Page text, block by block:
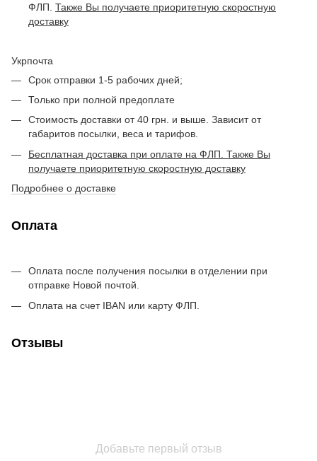
ФЛП. Также Вы получаете приоритетную скоростную
доставку
Укрпочта
Срок отправки 1-5 рабочих дней;
Только при полной предоплате
Стоимость доставки от 40 грн. и выше. Зависит от
габаритов посылки, веса и тарифов.
Бесплатная доставка при оплате на ФЛП. Также Вы
получаете приоритетную скоростную доставку
Подробнее о доставке
Оплата
Оплата после получения посылки в отделении при
отправке Новой почтой.
Оплата на счет IBAN или карту ФЛП.
Отзывы
Добавьте первый отзыв